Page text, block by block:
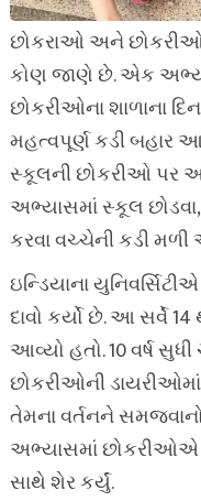
છોકરાઓ અને
કોણ જાણે છે. એક
છોકરીઓના શાળાના
મહત્વપૂર્ણ કડી બહાર
સ્કૂલની છોકરીઓ પર
અભ્યાસમાં સ્કૂલ છોડવા,
કરવા વચ્ચેની કડી
ઇન્ડિયાના
દાવો કર્યો છે. આ સર્વે
આવ્યો હતો. 10 વર્ષ
છોકરીઓની
તેમના વર્તનને
અભ્યાસમાં છોકરીઓએ
સાથે શેર કર્યું.